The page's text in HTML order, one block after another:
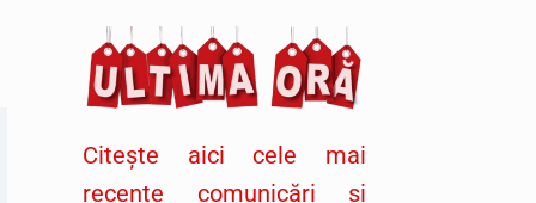
Citește aici cele mai
recente comunicări și